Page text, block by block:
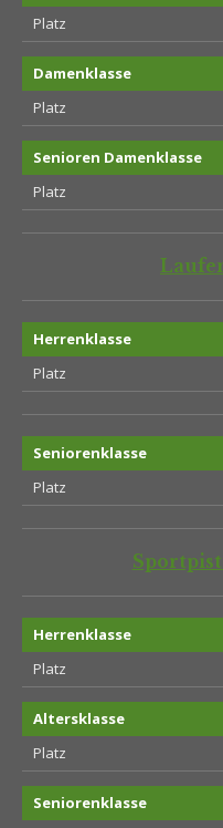
Platz
Damenklasse
Platz
Senioren Damenklasse
Platz
Herrenklasse
Platz
Seniorenklasse
Platz
Herrenklasse
Platz
Altersklasse
Platz
Seniorenklasse